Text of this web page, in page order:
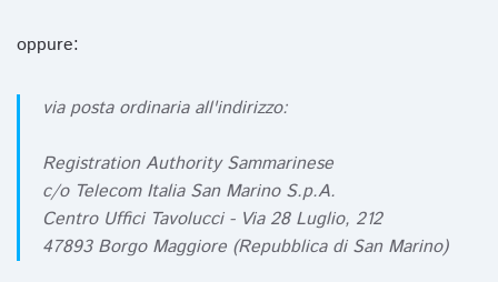
oppure:
via posta ordinaria all'indirizzo:
Registration Authority Sammarinese
c/o Telecom Italia San Marino S.p.A.
Centro Uffici Tavolucci - Via 28 Luglio, 212
47893 Borgo Maggiore (Repubblica di San Marino)